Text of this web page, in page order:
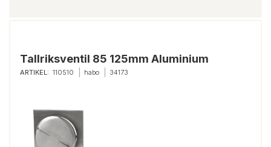
Tallriksventil 85 125mm Aluminium
ARTIKEL: 110510 habo 34173